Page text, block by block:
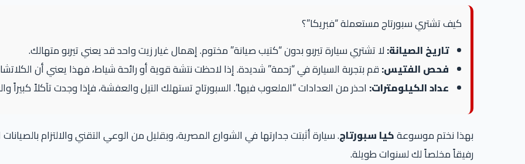
كيف تشتري سبورتاج مستعملة “فبريكا”؟
تاريخ الصيانة:لا تشتري سيارة تيربو بدون “كتيب صيانة” مختوم. إهمال غيار زيت واحد قد يعني تيربو متهالك.
فحص الفتيس:قم بتجربة السيارة في “زحمة” شديدة. إذا لاحظت نتشة قوية أو رائحة شياط، فهذا يعني أن
عداد الكيلومترات: احذر من العدادات “الملعوب فيها”. السبورتاج تستهلك التيل والعفشة، فإذا وجدت تآكلاً كبيراً والعداد 20 ألف كم فقط، فهناك شك
بهذا نختم موسوعةكيا سبورتاج. سيارة أثبتت جدارتها في الشوارع المصرية، وبقليل من الوعي التقني والالتزام
رفيقاً مخلصاً لك لسنوات طويلة.